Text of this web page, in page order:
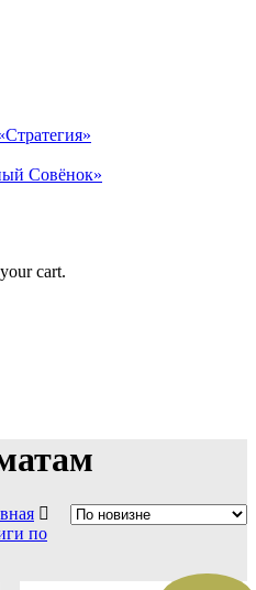
Совёнок»
cart.
по